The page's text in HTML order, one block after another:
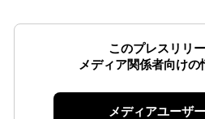
このプレスリリー
メディア関係者向けの
メディアユーザ